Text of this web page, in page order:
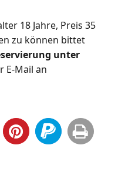
18 Jah­re, Preis 35
zu kön­nen bit­tet
unter
an